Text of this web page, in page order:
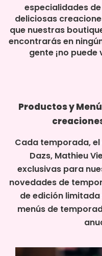
especialidades
deliciosas
que nuestras
encontrarás en
gente ¡no
Productos y
Cada temporada,
Dazs, Mathieu
exclusivas para
novedades de
de edición
menús de